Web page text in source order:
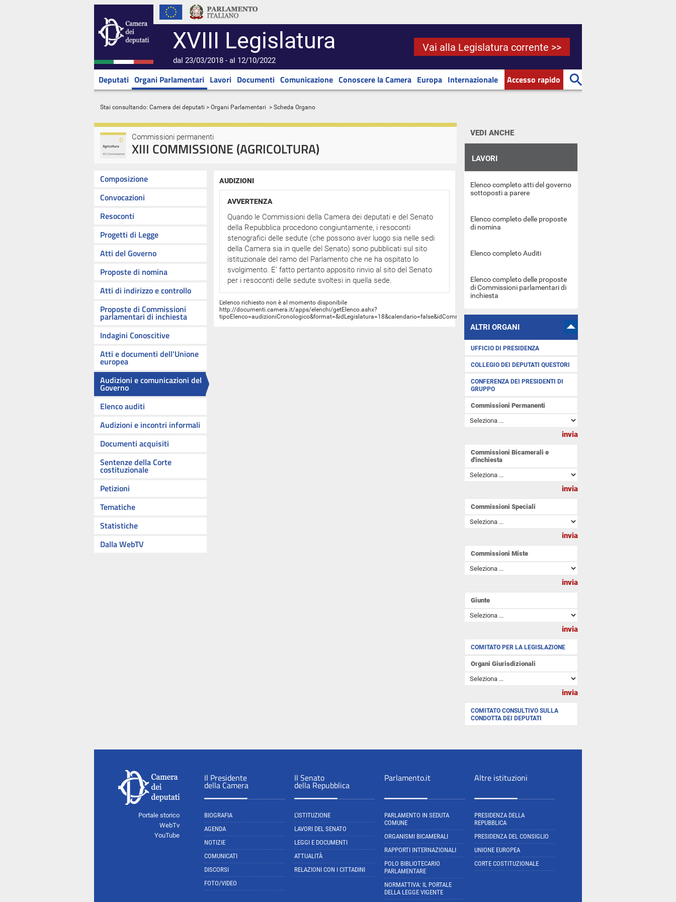
XVIII Legislatura
dal 23/03/2018 - al 12/10/2022
Vai alla Legislatura corrente >>
Deputati Organi Parlamentari Lavori Documenti Comunicazione Conoscere la Camera Europa Internazionale Accesso rapido
Stai consultando: Camera dei deputati > Organi Parlamentari > Scheda Organo
Commissioni permanenti
XIII COMMISSIONE (AGRICOLTURA)
Composizione
Convocazioni
Resoconti
Progetti di Legge
Atti del Governo
Proposte di nomina
Atti di indirizzo e controllo
Proposte di Commissioni
parlamentari di inchiesta
Indagini Conoscitive
Atti e documenti dell'Unione
europea
Audizioni e comunicazioni del
Governo
Elenco auditi
Audizioni e incontri informali
Documenti acquisiti
Sentenze della Corte
costituzionale
Petizioni
Tematiche
Statistiche
Dalla WebTV
AUDIZIONI
AVVERTENZA
Quando le Commissioni della Camera dei deputati e del Senato
della Repubblica procedono congiuntamente, i resoconti
stenografici delle sedute (che possono aver luogo sia nelle sedi
della Camera sia in quelle del Senato) sono pubblicati sul sito
istituzionale del ramo del Parlamento che ne ha ospitato lo
svolgimento. E’ fatto pertanto apposito rinvio al sito del Senato
per i resoconti delle sedute svoltesi in quella sede.
L'elenco richiesto non è al momento disponibile
http://documenti.camera.it/apps/elenchi/getElenco.ashx?
tipoElenco=audizioniCronologico&format=&idLegislatura=18&calendario=false&idCommissione=13
VEDI ANCHE
LAVORI
Elenco completo atti del governo
sottoposti a parere
Elenco completo delle proposte
di nomina
Elenco completo Auditi
Elenco completo delle proposte
di Commissioni parlamentari di
inchiesta
ALTRI ORGANI
UFFICIO DI PRESIDENZA
COLLEGIO DEI DEPUTATI QUESTORI
CONFERENZA DEI PRESIDENTI DI
GRUPPO
Commissioni Permanenti
Commissioni Bicamerali e
d'inchiesta
Commissioni Speciali
Commissioni Miste
Giunte
COMITATO PER LA LEGISLAZIONE
Organi Giurisdizionali
COMITATO CONSULTIVO SULLA
CONDOTTA DEI DEPUTATI
Portale storico
WebTv
YouTube
Il Presidente
della Camera
BIOGRAFIA
AGENDA
NOTIZIE
COMUNICATI
DISCORSI
FOTO/VIDEO
Il Senato
della Repubblica
L'ISTITUZIONE
LAVORI DEL SENATO
LEGGI E DOCUMENTI
ATTUALITÀ
RELAZIONI CON I CITTADINI
Parlamento.it
PARLAMENTO IN SEDUTA
COMUNE
ORGANISMI BICAMERALI
RAPPORTI INTERNAZIONALI
POLO BIBLIOTECARIO
PARLAMENTARE
NORMATTIVA: IL PORTALE
DELLA LEGGE VIGENTE
Altre istituzioni
PRESIDENZA DELLA
REPUBBLICA
PRESIDENZA DEL CONSIGLIO
UNIONE EUROPEA
CORTE COSTITUZIONALE